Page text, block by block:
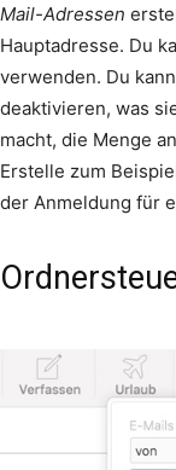
Mail-Adressen
Hauptadresse. Du
verwenden. Du
deaktivieren, was
macht, die Menge
Erstelle zum
der Anmeldung für